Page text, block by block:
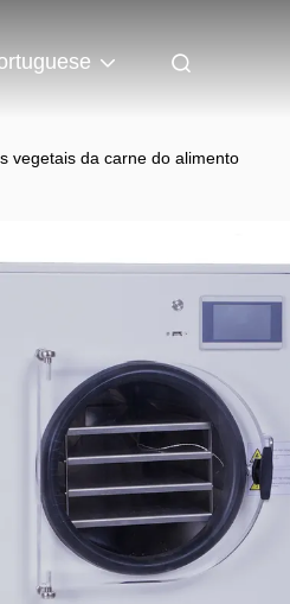
vegetais da carne do alimento